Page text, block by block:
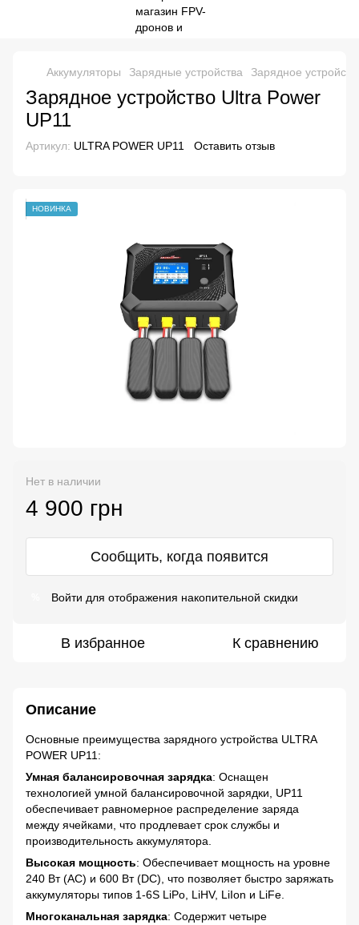
Аккумуляторы Зарядные устройства Зарядное
Зарядное устройство Ultra Power
UP11
Артикул: ULTRA POWER UP11 Оставить отзыв
НОВИНКА
Нет в наличии
4 900 грн
Сообщить, когда появится
Войти для отображения накопительной скидки
В избранное К сравнению
Описание
Основные преимущества зарядного устройства ULTRA
POWER UP11:
Умная балансировочная зарядка: Оснащен
технологией умной балансировочной зарядки, UP11
обеспечивает равномерное распределение заряда
между ячейками, что продлевает срок службы и
производительность аккумулятора.
Высокая мощность: Обеспечивает мощность на уровне
240 Вт (AC) и 600 Вт (DC), что позволяет быстро заряжать
аккумуляторы типов 1-6S LiPo, LiHV, LiIon и LiFe.
Многоканальная зарядка: Содержит четыре